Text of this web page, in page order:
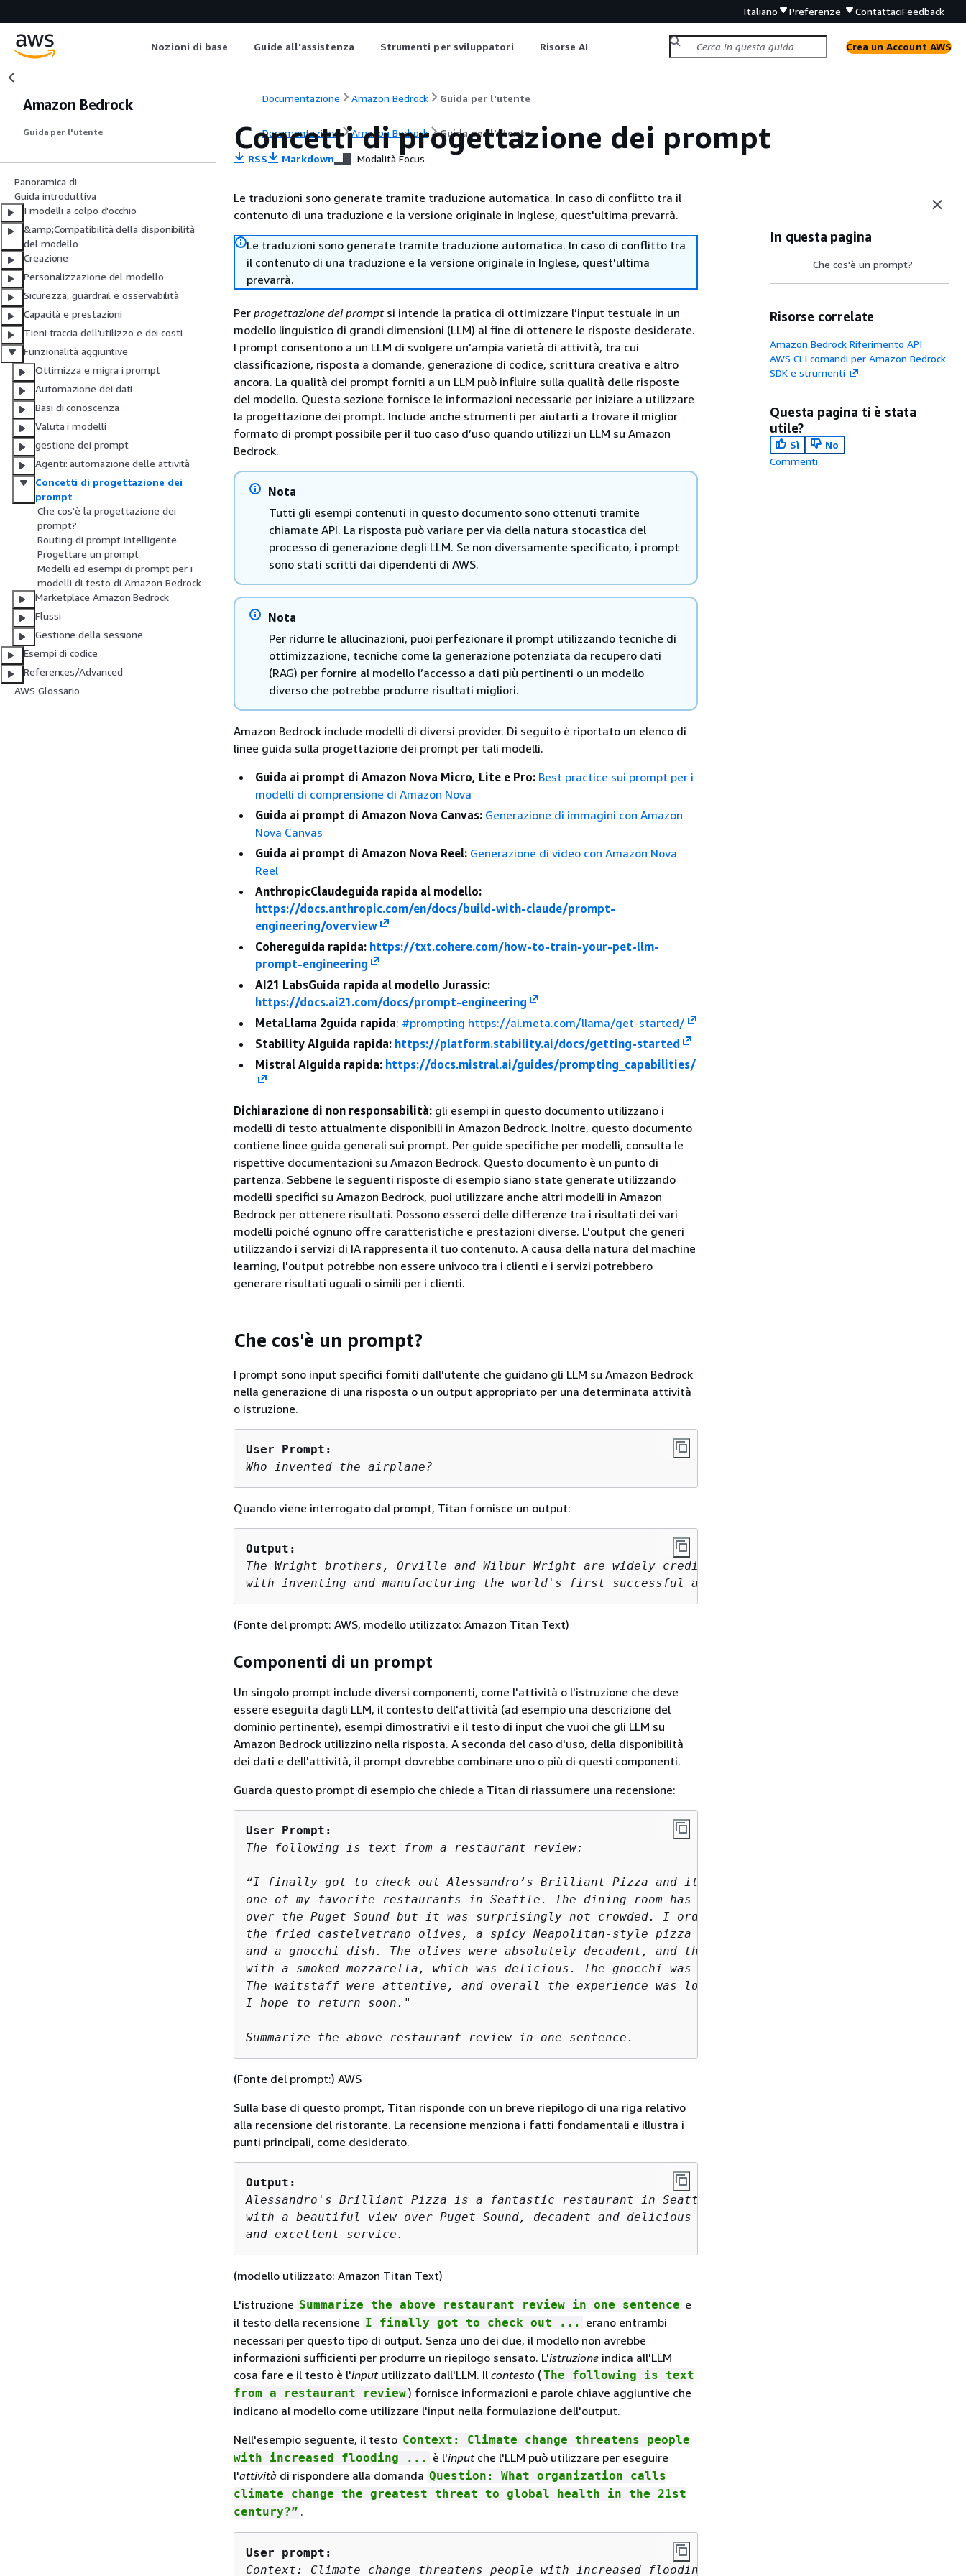
Italiano Preferenze ContattaciFeedback
Nozioni di base Guide all'assistenza Strumenti per sviluppatori Risorse AI Crea un Account AWS
Amazon Bedrock
Guida per l'utente
Panoramica di
Guida introduttiva
I modelli a colpo d'occhio
&amp;Compatibilità della disponibilità
del modello
Creazione
Personalizzazione del modello
Sicurezza, guardrail e osservabilità
Capacità e prestazioni
Tieni traccia dell'utilizzo e dei costi
Funzionalità aggiuntive
Ottimizza e migra i prompt
Automazione dei dati
Basi di conoscenza
Valuta i modelli
gestione dei prompt
Agenti: automazione delle attività
Concetti di progettazione dei
prompt
Che cos'è la progettazione dei
prompt?
Routing di prompt intelligente
Progettare un prompt
Modelli ed esempi di prompt per i
modelli di testo di Amazon Bedrock
Marketplace Amazon Bedrock
Flussi
Gestione della sessione
Esempi di codice
References/Advanced
AWS Glossario
Documentazione Amazon Bedrock Guida per l'utente
Documentazione Amazon Bedrock Guida per l'utente
Concetti di progettazione dei prompt
RSS Markdown Modalità Focus
Le traduzioni sono generate tramite traduzione automatica. In caso di conflitto tra il
contenuto di una traduzione e la versione originale in Inglese, quest'ultima prevarrà.
Le traduzioni sono generate tramite traduzione automatica. In caso di conflitto tra
il contenuto di una traduzione e la versione originale in Inglese, quest'ultima
prevarrà.
Per progettazione dei promptsi intende la pratica di ottimizzare l’input testuale in un
modello linguistico di grandi dimensioni (LLM) al fine di ottenere le risposte desiderate.
I prompt consentono a un LLM di svolgere un’ampia varietà di attività, tra cui
classificazione, risposta a domande, generazione di codice, scrittura creativa e altro
ancora. La qualità dei prompt forniti a un LLM può influire sulla qualità delle risposte
del modello. Questa sezione fornisce le informazioni necessarie per iniziare a utilizzare
la progettazione dei prompt. Include anche strumenti per aiutarti a trovare il miglior
formato di prompt possibile per il tuo caso d’uso quando utilizzi un LLM su Amazon
Bedrock.
Nota
Tutti gli esempi contenuti in questo documento sono ottenuti tramite
chiamate API. La risposta può variare per via della natura stocastica del
processo di generazione degli LLM. Se non diversamente specificato, i prompt
sono stati scritti dai dipendenti di AWS.
Nota
Per ridurre le allucinazioni, puoi perfezionare il prompt utilizzando tecniche di
ottimizzazione, tecniche come la generazione potenziata da recupero dati
(RAG) per fornire al modello l’accesso a dati più pertinenti o un modello
diverso che potrebbe produrre risultati migliori.
Amazon Bedrock include modelli di diversi provider. Di seguito è riportato un elenco di
linee guida sulla progettazione dei prompt per tali modelli.
Guida ai prompt di Amazon Nova Micro, Lite e Pro: Best practice sui prompt per i
modelli di comprensione di Amazon Nova
Guida ai prompt di Amazon Nova Canvas: Generazione di immagini con Amazon
Nova Canvas
Guida ai prompt di Amazon Nova Reel: Generazione di video con Amazon Nova
Reel
AnthropicClaudeguida rapida al modello:
https://docs.anthropic.com/en/docs/build-with-claude/prompt-
engineering/overview
Cohereguida rapida: https://txt.cohere.com/how-to-train-your-pet-llm-
prompt-engineering
AI21 LabsGuida rapida al modello Jurassic:
https://docs.ai21.com/docs/prompt-engineering
MetaLlama 2guida rapida: #prompting https://ai.meta.com/llama/get-started/
Stability AIguida rapida: https://platform.stability.ai/docs/getting-started
Mistral AIguida rapida: https://docs.mistral.ai/guides/prompting_capabilities/
Dichiarazione di non responsabilità: gli esempi in questo documento utilizzano i
modelli di testo attualmente disponibili in Amazon Bedrock. Inoltre, questo documento
contiene linee guida generali sui prompt. Per guide specifiche per modelli, consulta le
rispettive documentazioni su Amazon Bedrock. Questo documento è un punto di
partenza. Sebbene le seguenti risposte di esempio siano state generate utilizzando
modelli specifici su Amazon Bedrock, puoi utilizzare anche altri modelli in Amazon
Bedrock per ottenere risultati. Possono esserci delle differenze tra i risultati dei vari
modelli poiché ognuno offre caratteristiche e prestazioni diverse. L'output che generi
utilizzando i servizi di IA rappresenta il tuo contenuto. A causa della natura del machine
learning, l'output potrebbe non essere univoco tra i clienti e i servizi potrebbero
generare risultati uguali o simili per i clienti.
Che cos'è un prompt?
I prompt sono input specifici forniti dall'utente che guidano gli LLM su Amazon Bedrock
nella generazione di una risposta o un output appropriato per una determinata attività
o istruzione.
User Prompt:
Who invented the airplane?
Quando viene interrogato dal prompt, Titan fornisce un output:
Output:
The Wright brothers, Orville and Wilbur Wright are widely credited
with inventing and manufacturing the world's first successful airplane.
(Fonte del prompt: AWS, modello utilizzato: Amazon Titan Text)
Componenti di un prompt
Un singolo prompt include diversi componenti, come l'attività o l'istruzione che deve
essere eseguita dagli LLM, il contesto dell'attività (ad esempio una descrizione del
dominio pertinente), esempi dimostrativi e il testo di input che vuoi che gli LLM su
Amazon Bedrock utilizzino nella risposta. A seconda del caso d'uso, della disponibilità
dei dati e dell'attività, il prompt dovrebbe combinare uno o più di questi componenti.
Guarda questo prompt di esempio che chiede a Titan di riassumere una recensione:
User Prompt:
The following is text from a restaurant review:
“I finally got to check out Alessandro’s Brilliant Pizza and it is now
one of my favorite restaurants in Seattle. The dining room has a beautiful view
over the Puget Sound but it was surprisingly not crowded. I ordered
the fried castelvetrano olives, a spicy Neapolitan-style pizza
and a gnocchi dish. The olives were absolutely decadent, and the pizza came
with a smoked mozzarella, which was delicious. The gnocchi was fresh and wonderful.
The waitstaff were attentive, and overall the experience was lovely.
I hope to return soon."
Summarize the above restaurant review in one sentence.
(Fonte del prompt:) AWS
Sulla base di questo prompt, Titan risponde con un breve riepilogo di una riga relativo
alla recensione del ristorante. La recensione menziona i fatti fondamentali e illustra i
punti principali, come desiderato.
Output:
Alessandro's Brilliant Pizza is a fantastic restaurant in Seattle
with a beautiful view over Puget Sound, decadent and delicious food,
and excellent service.
(modello utilizzato: Amazon Titan Text)
L'istruzione Summarize the above restaurant review in one sentence e
il testo della recensione I finally got to check out ... erano entrambi
necessari per questo tipo di output. Senza uno dei due, il modello non avrebbe
informazioni sufficienti per produrre un riepilogo sensato. L'istruzione indica all'LLM
cosa fare e il testo è l'inpututilizzato dall'LLM. Il contesto (The following is text
from a restaurant review) fornisce informazioni e parole chiave aggiuntive che
indicano al modello come utilizzare l'input nella formulazione dell'output.
Nell'esempio seguente, il testo Context: Climate change threatens people
with increased flooding ... è l'inputche l'LLM può utilizzare per eseguire
l'attività di rispondere alla domanda Question: What organization calls
climate change the greatest threat to global health in the 21st
century?” .
User prompt:
Context: Climate change threatens people with increased flooding,
In questa pagina
Che cos'è un prompt?
Risorse correlate
Amazon Bedrock Riferimento API
AWS CLI comandi per Amazon Bedrock
SDK e strumenti
Questa pagina ti è stata
utile?
Sì
No
Commenti